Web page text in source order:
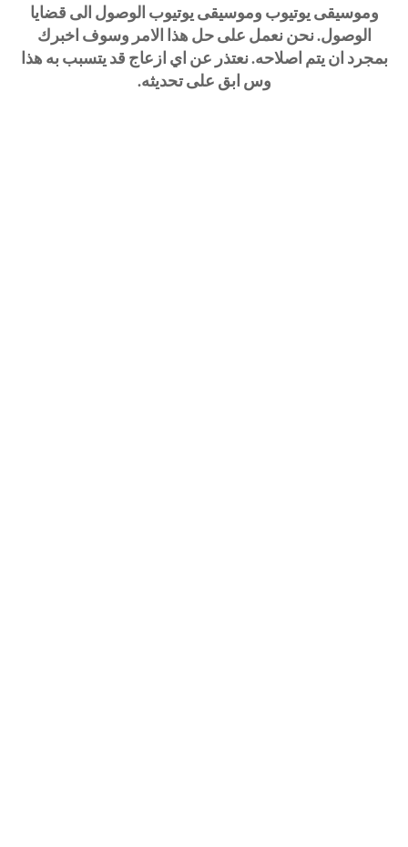
وموسيقى يوتيوب وموسيقى يوتيوب الوصول الى قضايا
الوصول. نحن نعمل على حل هذا الامر وسوف اخبرك
بمجرد ان يتم اصلاحه. نعتذر عن اي ازعاج قد يتسبب به هذا
وس ابق على تحديثه.